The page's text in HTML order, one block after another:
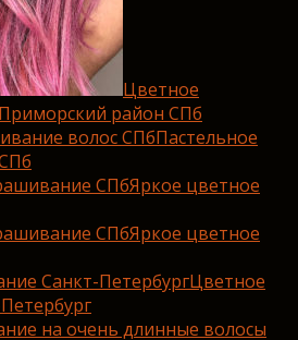
Цветное
район СПб
Пастельное
Яркое цветное
Яркое цветное
Цветное